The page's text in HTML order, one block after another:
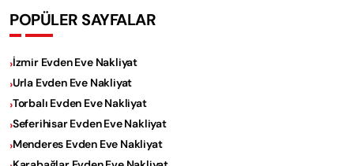
POPÜLER SAYFALAR
İzmir Evden Eve Nakliyat
Urla Evden Eve Nakliyat
Torbalı Evden Eve Nakliyat
Seferihisar Evden Eve Nakliyat
Menderes Evden Eve Nakliyat